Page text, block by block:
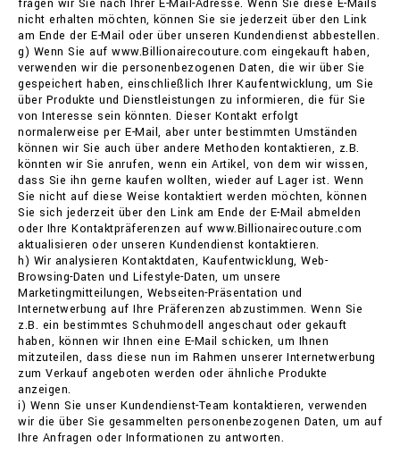
fragen wir Sie nach Ihrer E-Mail-Adresse. Wenn Sie diese E-Mails
nicht erhalten möchten, können Sie sie jederzeit über den Link
am Ende der E-Mail oder über unseren Kundendienst abbestellen.
g) Wenn Sie auf www.Billionairecouture.com eingekauft haben,
verwenden wir die personenbezogenen Daten, die wir über Sie
gespeichert haben, einschließlich Ihrer Kaufentwicklung, um Sie
über Produkte und Dienstleistungen zu informieren, die für Sie
von Interesse sein könnten. Dieser Kontakt erfolgt
normalerweise per E-Mail, aber unter bestimmten Umständen
können wir Sie auch über andere Methoden kontaktieren, z.B.
könnten wir Sie anrufen, wenn ein Artikel, von dem wir wissen,
dass Sie ihn gerne kaufen wollten, wieder auf Lager ist. Wenn
Sie nicht auf diese Weise kontaktiert werden möchten, können
Sie sich jederzeit über den Link am Ende der E-Mail abmelden
oder Ihre Kontaktpräferenzen auf www.Billionairecouture.com
aktualisieren oder unseren Kundendienst kontaktieren.
h) Wir analysieren Kontaktdaten, Kaufentwicklung, Web-
Browsing-Daten und Lifestyle-Daten, um unsere
Marketingmitteilungen, Webseiten-Präsentation und
Internetwerbung auf Ihre Präferenzen abzustimmen. Wenn Sie
z.B. ein bestimmtes Schuhmodell angeschaut oder gekauft
haben, können wir Ihnen eine E-Mail schicken, um Ihnen
mitzuteilen, dass diese nun im Rahmen unserer Internetwerbung
zum Verkauf angeboten werden oder ähnliche Produkte
anzeigen.
i) Wenn Sie unser Kundendienst-Team kontaktieren, verwenden
wir die über Sie gesammelten personenbezogenen Daten, um auf
Ihre Anfragen oder Informationen zu antworten.